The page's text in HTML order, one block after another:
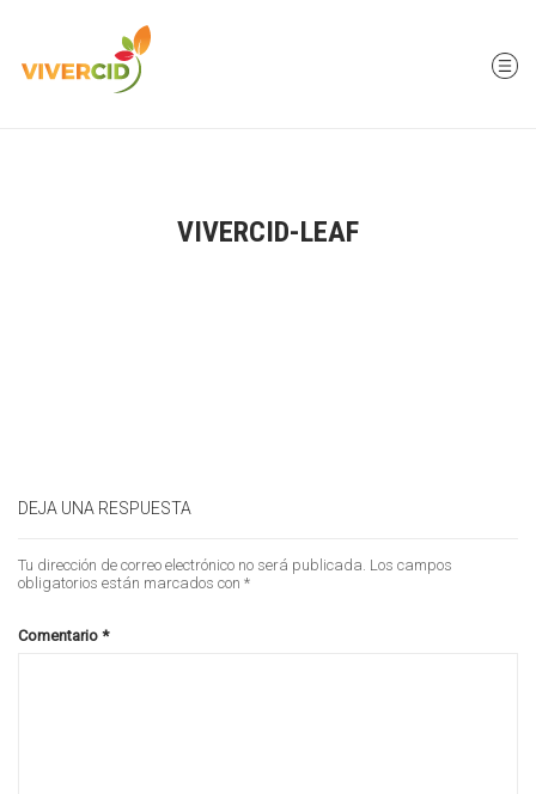
VIVERCID-LEAF
DEJA UNA RESPUESTA
Tu dirección de correo electrónico no será publicada. Los campos
obligatorios están marcados con *
Comentario *